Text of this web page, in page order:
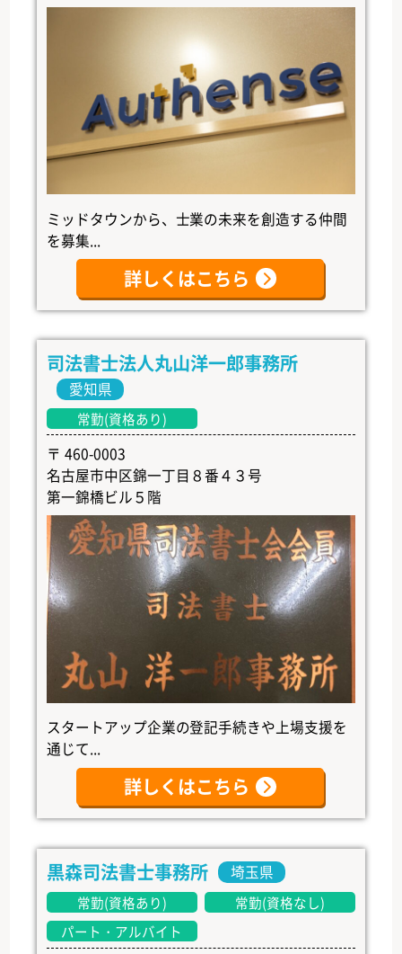
ミッドタウンから、士業の未来を創造する仲間
を募集...
詳しくはこちら
司法書士法人丸山洋一郎事務所
愛知県
常勤(資格あり)
〒 460-0003
名古屋市中区錦一丁目８番４３号
第一錦橋ビル５階
スタートアップ企業の登記手続きや上場支援を
通じて...
詳しくはこちら
黒森司法書士事務所 埼玉県
常勤(資格あり)
常勤(資格なし)
パート・アルバイト